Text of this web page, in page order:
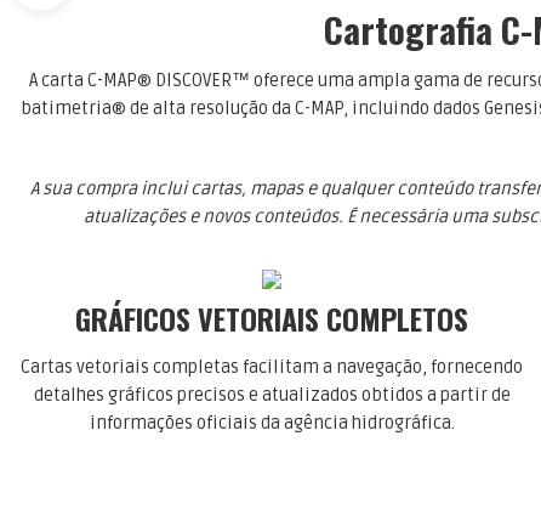
Cartografia C-
A carta C-MAP® DISCOVER™ oferece uma ampla gama de
batimetria® de alta resolução da C-MAP, incluindo dados
A sua compra inclui cartas, mapas e qualquer conteúdo
atualizações e novos conteúdos. É necessária uma
GRÁFICOS VETORIAIS COMPLETOS
Cartas vetoriais completas facilitam a navegação, fornecendo
detalhes gráficos precisos e atualizados obtidos a partir de
informações oficiais da agência hidrográfica.